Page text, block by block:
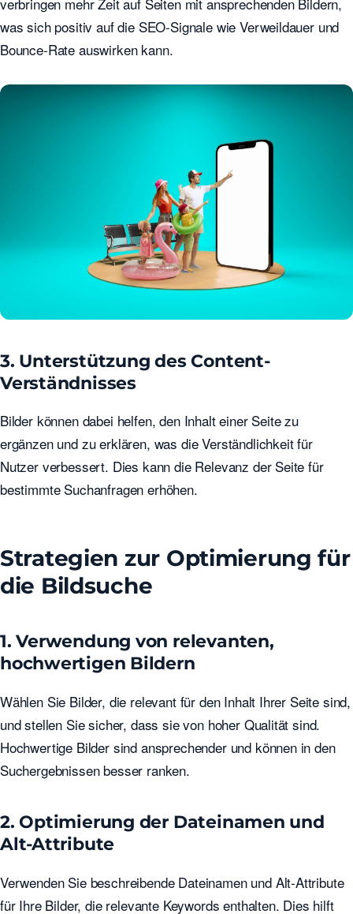
was sich positiv auf die SEO-Signale wie Verweildauer und
Bounce-Rate auswirken kann.
3. Unterstützung des Content-
Verständnisses
Bilder können dabei helfen, den Inhalt einer Seite zu
ergänzen und zu erklären, was die Verständlichkeit für
Nutzer verbessert. Dies kann die Relevanz der Seite für
bestimmte Suchanfragen erhöhen.
Strategien zur Optimierung für
die Bildsuche
1. Verwendung von relevanten,
hochwertigen Bildern
Wählen Sie Bilder, die relevant für den Inhalt Ihrer Seite sind,
und stellen Sie sicher, dass sie von hoher Qualität sind.
Hochwertige Bilder sind ansprechender und können in den
Suchergebnissen besser ranken.
2. Optimierung der Dateinamen und
Alt-Attribute
Verwenden Sie beschreibende Dateinamen und Alt-Attribute
für Ihre Bilder, die relevante Keywords enthalten. Dies hilft